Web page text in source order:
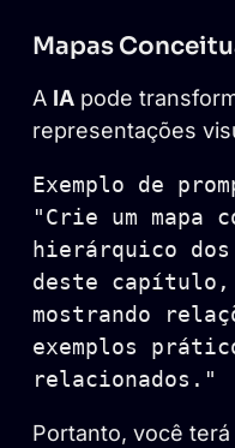
Mapas
A IA pode
representações
Exemplo de
"Crie um mapa
hierárquico
deste capítulo,
mostrando
exemplos
Portanto, você